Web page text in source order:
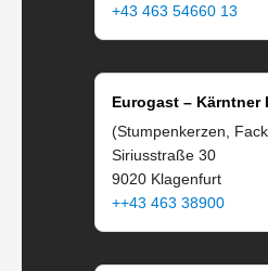
+43 463 54660 13
Eurogast – Kärntner
(Stumpenkerzen,
Siriusstraße 30
9020 Klagenfurt
++43 463 38900